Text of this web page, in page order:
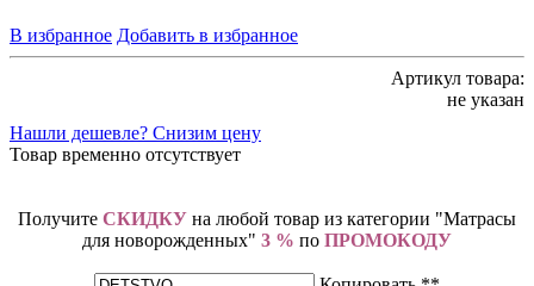
В избранное Добавить в избранное
Артикул товара:
не указан
Нашли дешевле? Снизим цену
Товар временно отсутствует
Получите СКИДКУ на любой товар из категории "Матрасы
для новорожденных" 3 % по ПРОМОКОДУ